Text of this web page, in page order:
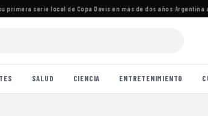
serie local de Copa Davis en más de dos años·Argentina
SALUD CIENCIA ENTRETENIMIENTO